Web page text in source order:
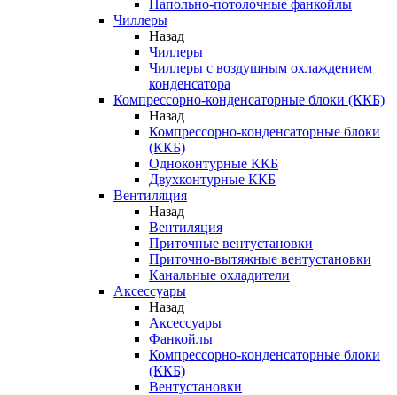
Напольно-потолочные фанкойлы
Чиллеры
Назад
Чиллеры
Чиллеры с воздушным охлаждением
конденсатора
Компрессорно-конденсаторные блоки (ККБ)
Назад
Компрессорно-конденсаторные блоки
(ККБ)
Одноконтурные ККБ
Двухконтурные ККБ
Вентиляция
Назад
Вентиляция
Приточные вентустановки
Приточно-вытяжные вентустановки
Канальные охладители
Аксессуары
Назад
Аксессуары
Фанкойлы
Компрессорно-конденсаторные блоки
(ККБ)
Вентустановки